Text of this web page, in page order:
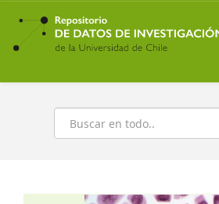
Ir
contenido
principal
Buscar